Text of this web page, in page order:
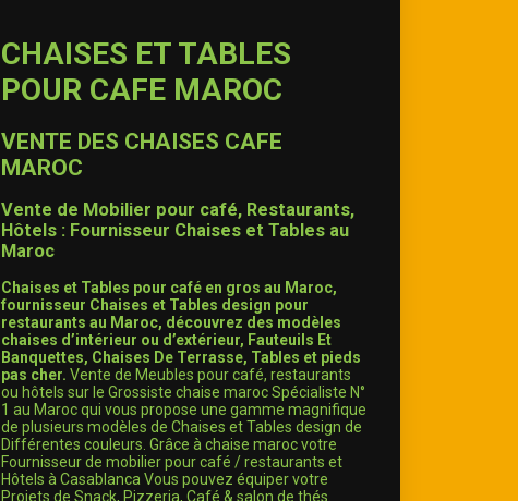
CHAISES ET TABLES
POUR CAFE MAROC
VENTE DES CHAISES CAFE
MAROC
Vente de Mobilier pour café, Restaurants,
Hôtels : Fournisseur Chaises et Tables au
Maroc
Chaises et Tables pour café en gros au Maroc,
fournisseur Chaises et Tables design pour
restaurants au Maroc, découvrez des modèles
chaises d’intérieur ou d’extérieur, Fauteuils Et
Banquettes, Chaises De Terrasse, Tables et pieds
pas cher. Vente de Meubles pour café, restaurants
ou hôtels sur le Grossiste chaise maroc Spécialiste N°
1 au Maroc qui vous propose une gamme magnifique
de plusieurs modèles de Chaises et Tables design de
Différentes couleurs. Grâce à chaise maroc votre
Fournisseur de mobilier pour café / restaurants et
Hôtels à Casablanca Vous pouvez équiper votre
Projets de Snack, Pizzeria, Café & salon de thés.